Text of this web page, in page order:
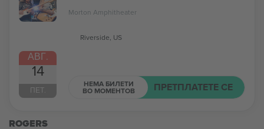
АВГ.
14
ПЕТ.
Morton Amphitheater
Riverside, US
НЕМА БИЛЕТИ
ВО МОМЕНТОВ ПРЕТПЛАТЕТЕ СЕ
ROGERS